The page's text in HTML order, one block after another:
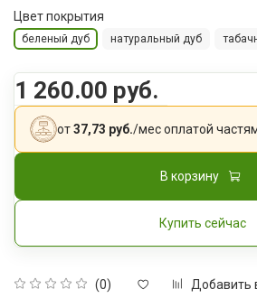
(0) Добавить
Цвет покрытия
беленый дуб натуральный дуб
1 260.00 руб.
от37,73 руб./месоплатой
В корзину
Купить сейчас